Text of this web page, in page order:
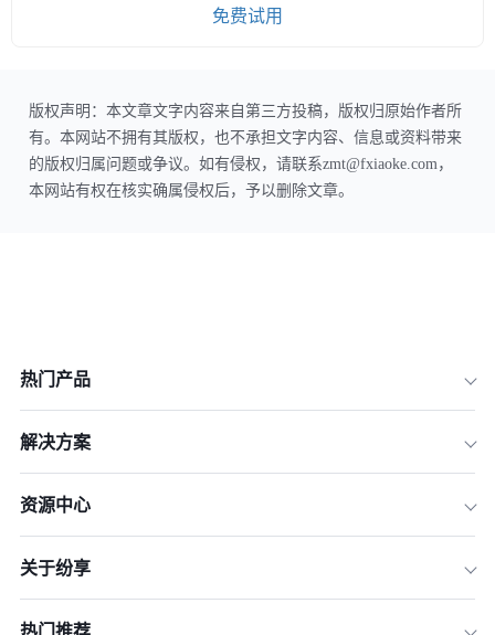
免费试用
版权声明：本文章文字内容来自第三方投稿，版权归原始作者所
有。本网站不拥有其版权，也不承担文字内容、信息或资料带来
的版权归属问题或争议。如有侵权，请联系zmt@fxiaoke.com，
本网站有权在核实确属侵权后，予以删除文章。
热门产品
解决方案
资源中心
关于纷享